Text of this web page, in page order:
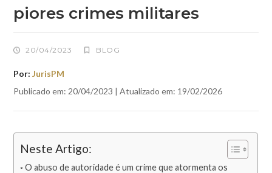
piores crimes militares
20/04/2023 BLOG
Por:JurisPM
Publicado em: 20/04/2023 | Atualizado em: 19/02/2026
Neste Artigo:
O abuso de autoridade é um crime que atormenta os